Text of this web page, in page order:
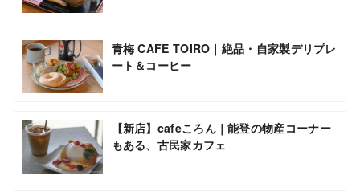
青梅 CAFE TOIRO｜絶品・自家製デリプレ
ート＆コーヒー
【新店】cafeころん｜能登の物産コーナー
もある、古民家カフェ